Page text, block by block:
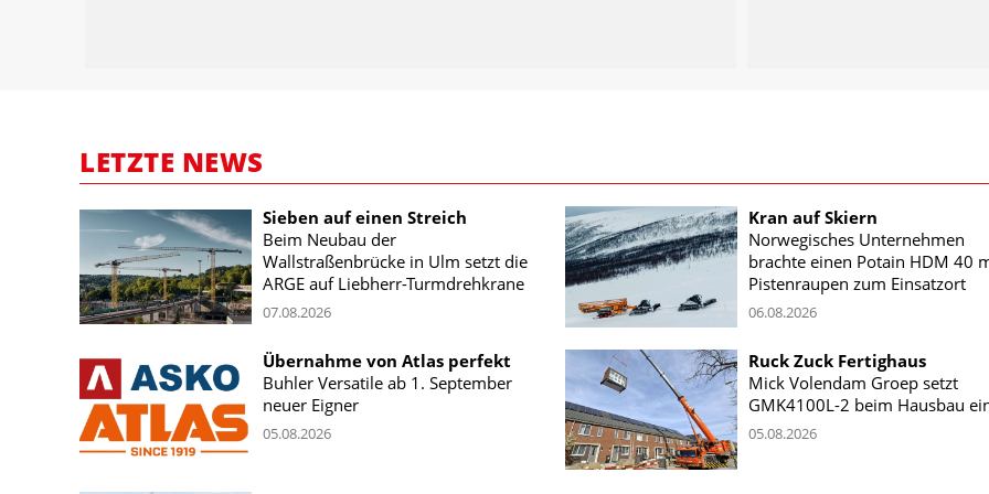
LETZTE NEWS
Sieben auf einen Streich
Beim Neubau der
Wallstraßenbrücke in Ulm setzt die
ARGE auf Liebherr-Turmdrehkrane
07.08.2026
Kran auf Skiern
Norwegisches Unternehmen
brachte einen Potain HDM 40
Pistenraupen zum Einsatzort
06.08.2026
Übernahme von Atlas perfekt
Buhler Versatile ab 1. September
neuer Eigner
05.08.2026
Ruck Zuck Fertighaus
Mick Volendam Groep setzt
GMK4100L-2 beim Hausbau
05.08.2026